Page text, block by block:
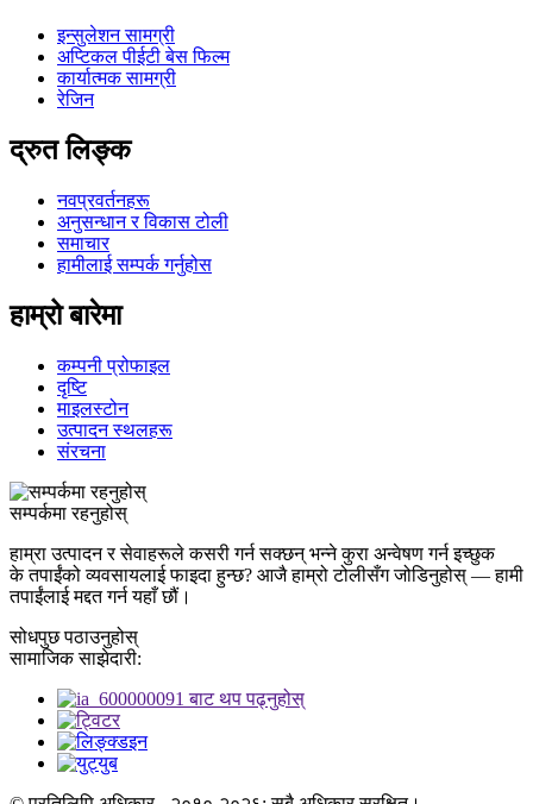
इन्सुलेशन सामग्री
अप्टिकल पीईटी बेस फिल्म
कार्यात्मक सामग्री
रेजिन
द्रुत लिङ्क
नवप्रवर्तनहरू
अनुसन्धान र विकास टोली
समाचार
हामीलाई सम्पर्क गर्नुहोस
हाम्रो बारेमा
कम्पनी प्रोफाइल
दृष्टि
माइलस्टोन
उत्पादन स्थलहरू
संरचना
सम्पर्कमा रहनुहोस्
हाम्रा उत्पादन र सेवाहरूले कसरी गर्न सक्छन् भन्ने कुरा अन्वेषण गर्न इच्छुक
के तपाईंको व्यवसायलाई फाइदा हुन्छ? आजै हाम्रो टोलीसँग जोडिनुहोस् — हामी
तपाईंलाई मद्दत गर्न यहाँ छौं।
सोधपुछ पठाउनुहोस्
सामाजिक साझेदारी: